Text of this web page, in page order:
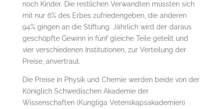
noch Kinder. Die restlichen Verwandten mussten sich
mit nur 6% des Erbes zufriedengeben, die anderen
94% gingen an die Stiftung. Jährlich wird der daraus
geschöpfte Gewinn in fünf gleiche Teile geteilt und
vier verschiedenen Institutionen, zur Verteilung der
Preise, anvertraut.
Die Preise in Physik und Chemie werden beide von der
Königlich Schwedischen Akademie der
Wissenschaften (Kungliga Vetenskapsakademien)